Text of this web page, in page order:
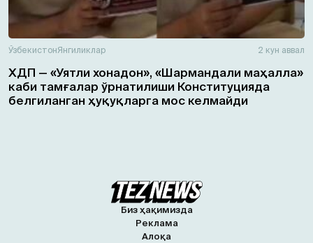
ЎзбекистонЯнгиликлар 2 кун аввал
ХДП — «Уятли хонадон», «Шармандали маҳалла»
каби тамғалар ўрнатилиши Конституцияда
белгиланган ҳуқуқларга мос келмайди
Биз ҳақимизда
Реклама
Алоқа